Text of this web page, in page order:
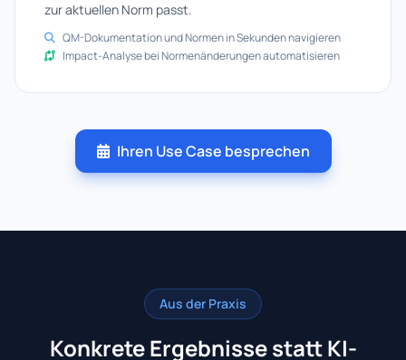
zur aktuellen Norm passt.
QM-Dokumentation und Normen in Sekunden navigieren
Impact-Analyse bei Normenänderungen automatisieren
Ihren Use Case besprechen
Aus der Praxis
Konkrete Ergebnisse statt KI-